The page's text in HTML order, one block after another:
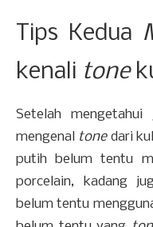
Tips Kedua
kenali tone
Setelah
mengenal tonedari
putih belum tentu
porcelain, kadang
belum tentu